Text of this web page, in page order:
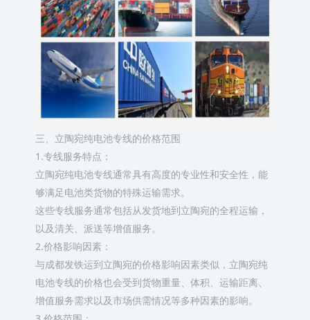
三、立陶宛纯电池专线的价格范围
1.专线服务特点：
立陶宛纯电池专线通常具有高度的专业性和安全性，能
够满足电池类货物的特殊运输需求。
这些专线服务通常包括从发货地到立陶宛的全程运输，
以及清关、派送等增值服务。
2.价格影响因素：
与成都发铁运到立陶宛的价格影响因素类似，立陶宛纯
电池专线的价格也会受到货物重量、体积、运输距离、
增值服务需求以及市场供需情况等多种因素的影响。